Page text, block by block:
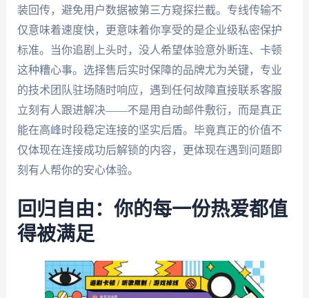
装回传，避免用户数据被第三方窥探拦截。专线传输不
仅意味着速度快，更意味着你享受的是企业级私密保护
标准。当你追剧上头时，没人希望体验意外断连、卡顿
这种糟心事。选择售后实时保障的品牌尤为关键，专业
的技术团队驻场随时响应，遇到任何故障直接联系客服
立刻有人跟进解决——不是用自动邮件敷衍，而是真正
能在高峰时段稳定连接的坚实后盾。毕竟真正的价值不
仅体现在连接成功后解锁的内容，更体现在遇到问题即
刻有人帮你的安心体验。
回归自由：你的每一份热爱都值
得被满足